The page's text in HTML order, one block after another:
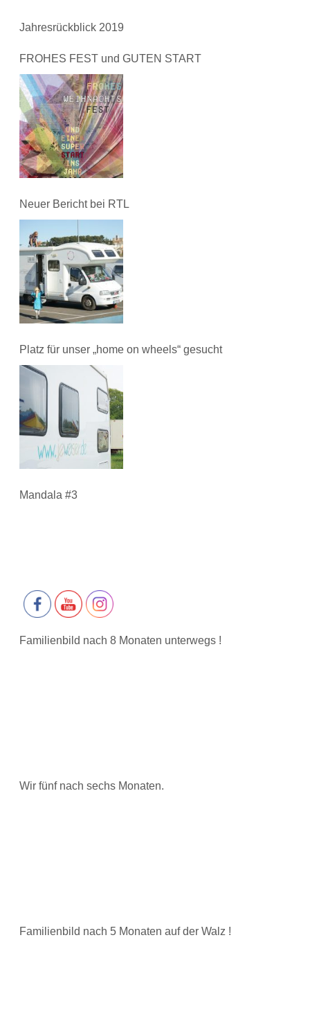
Jahresrückblick 2019
FROHES FEST und GUTEN START
Neuer Bericht bei RTL
Platz für unser „home on wheels“ gesucht
Mandala #3
Familienbild nach 8 Monaten unterwegs !
Wir fünf nach sechs Monaten.
Familienbild nach 5 Monaten auf der Walz !